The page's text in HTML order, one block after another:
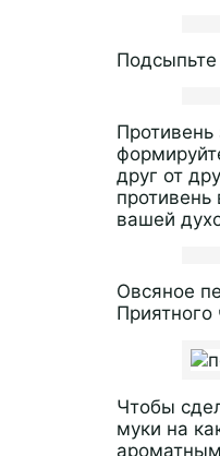
Противень
друг от
вашей
Овсяное
Приятного
Чтобы
муки на